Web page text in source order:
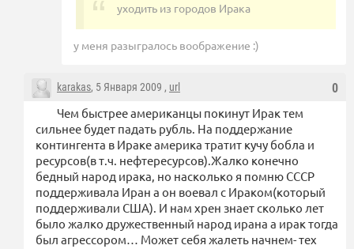
уходить из городов Ирака
у меня разыгралось воображение :)
0
karakas, 5 Января 2009 , url
Чем быстрее американцы покинут Ирак тем
сильнее будет падать рубль. На поддержание
контингента в Ираке америка тратит кучу бобла и
ресурсов(в т.ч. нефтересурсов).Жалко конечно
бедный народ ирака, но насколько я помню СССР
поддерживала Иран а он воевал с Ираком(который
поддерживали США). И нам хрен знает сколько лет
было жалко дружественный народ ирана а ирак тогда
был агрессором… Может себя жалеть начнем- тех